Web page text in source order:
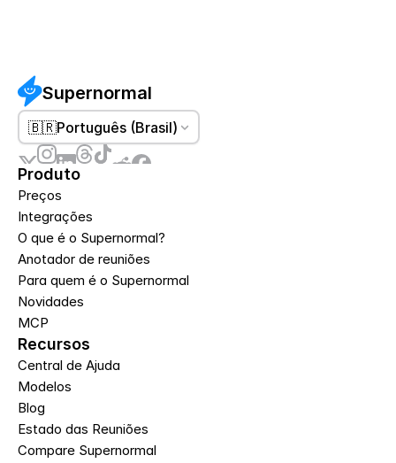
Supernormal
🇧🇷Português (Brasil)
Produto
Preços
Integrações
O que é o Supernormal?
Anotador de reuniões
Para quem é o Supernormal
Novidades
MCP
Recursos
Central de Ajuda
Modelos
Blog
Estado das Reuniões
Compare Supernormal